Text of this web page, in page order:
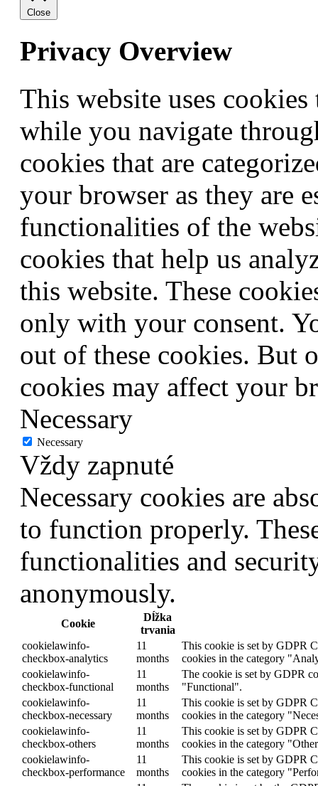
Close
Privacy Overview
This website uses
while you navigate
cookies that are
your browser as they are
functionalities of the
cookies that help us
this website. These
only with your consent.
out of these cookies. But
cookies may affect your
Necessary
Necessary
Vždy zapnuté
Necessary cookies are
to function properly.
functionalities and
anonymously.
Cookie
Dĺžka
trvania
cookielawinfo-
checkbox-analytics
11
months
This cookie is set by GDPR
cookies in the category
cookielawinfo-
checkbox-functional
11
months
The cookie is set by GDPR
"Functional".
cookielawinfo-
checkbox-necessary
11
months
This cookie is set by GDPR
cookies in the category
cookielawinfo-
checkbox-others
11
months
This cookie is set by GDPR
cookies in the category
cookielawinfo-
checkbox-performance
11
months
This cookie is set by GDPR
cookies in the category